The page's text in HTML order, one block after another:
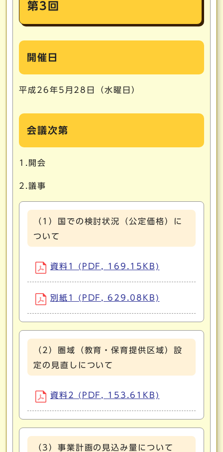
第3回
開催日
平成26年5月28日（水曜日）
会議次第
1.開会
2.議事
（1）国での検討状況（公定価格）に
ついて
資料1 (PDF, 169.15KB)
別紙1 (PDF, 629.08KB)
（2）圏域（教育・保育提供区域）設
定の見直しについて
資料2 (PDF, 153.61KB)
（3）事業計画の見込み量について